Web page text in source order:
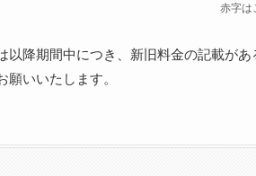
赤字は
以降期間中につき、新旧料金の記載が
願いいたします。